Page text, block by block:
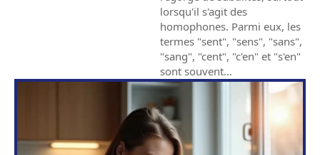
lorsqu'il s'agit des
homophones. Parmi eux, les
termes "sent", "sens", "sans",
"sang", "cent", "c'en" et "s'en"
sont souvent…